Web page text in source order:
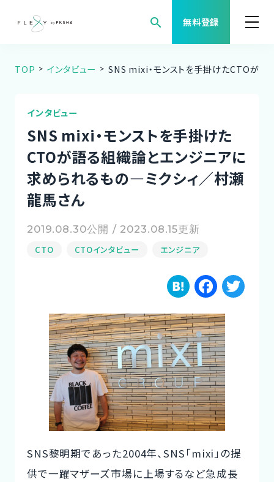
search 無料登録
案件検索
職種から案件を探す
FLEXYについて
よくある質問
ご利用者様の声
コーディネーター紹介
イベント/マガジン
法人の方
今すぐ無料で登録 ログイン
TOP インタビュー SNS mixi・モンストを手掛けたCTOが語
インタビュー
SNS mixi・モンストを手掛けた
CTOが語る組織論とエンジニアに
求められるもの―ミクシィ／村瀬
龍馬さん
2019.08.30公開 / 2023.08.15更新
CTO CTOインタビュー エンジニア
H
a
te
n
a
F
a
c
e
b
o
o
k
SNS黎明期であった2004年、SNS「mixi」の提
供で一躍マザーズ市場に上場するなど急成長